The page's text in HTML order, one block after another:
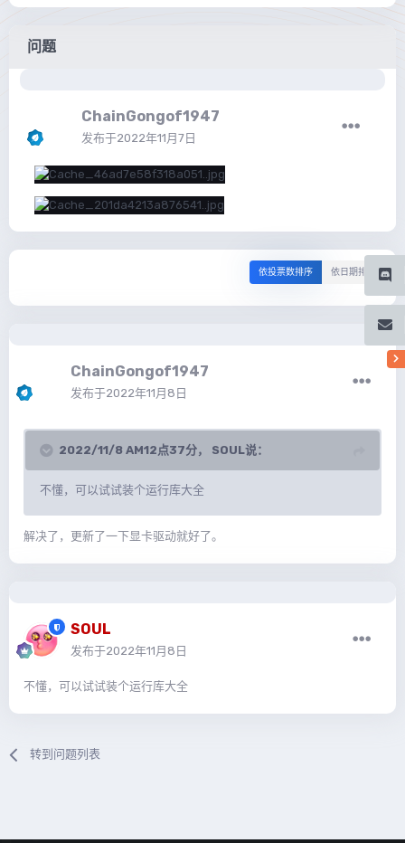
问题
ChainGongof1947
发布于2022年11月7日
依投票数排序 依日期排序
ChainGongof1947
发布于2022年11月8日
2022/11/8 AM12点37分， SOUL说：
不懂，可以试试装个运行库大全
解决了，更新了一下显卡驱动就好了。
SOUL
发布于2022年11月8日
不懂，可以试试装个运行库大全
转到问题列表